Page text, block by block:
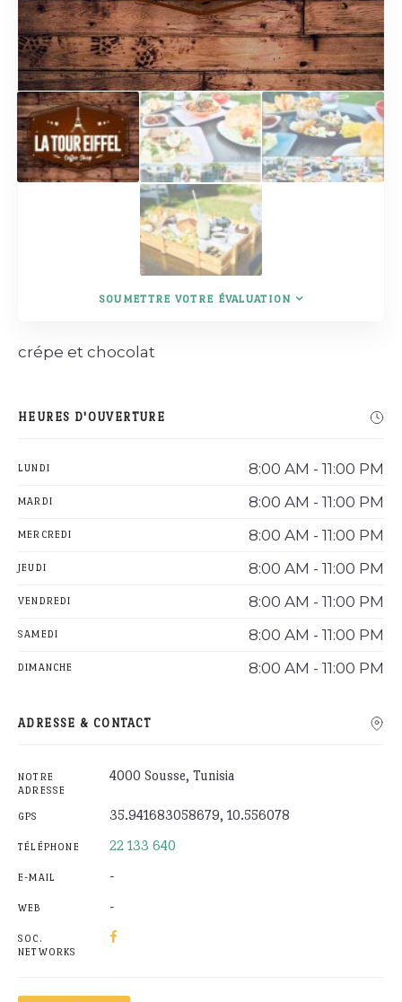
SOUMETTRE VOTRE ÉVALUATION
crépe et chocolat
HEURES D'OUVERTURE
LUNDI 8:00 AM - 11:00 PM
MARDI 8:00 AM - 11:00 PM
MERCREDI 8:00 AM - 11:00 PM
JEUDI 8:00 AM - 11:00 PM
VENDREDI 8:00 AM - 11:00 PM
SAMEDI 8:00 AM - 11:00 PM
DIMANCHE 8:00 AM - 11:00 PM
ADRESSE & CONTACT
NOTRE
ADRESSE
4000 Sousse, Tunisia
GPS 35.941683058679, 10.556078
TÉLÉPHONE 22 133 640
E-MAIL -
WEB -
SOC.
NETWORKS